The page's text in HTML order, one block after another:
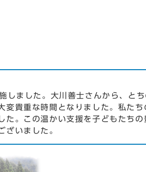
ました。大川善士さんから、と
変貴重な時間となりました。私た
た。この温かい支援を子どもたち
ざいました。